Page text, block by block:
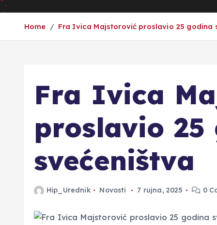
Home Fra Ivica Majstorović proslavio 25 godina
Fra Ivica
proslavio 25
svećeništva
Hip_Urednik Novosti 7 rujna, 2025 0